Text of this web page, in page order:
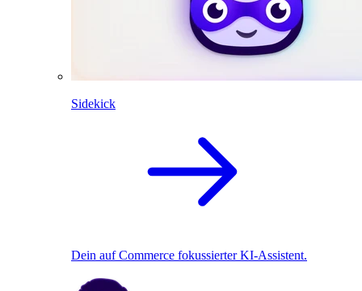
Sidekick
Dein auf Commerce fokussierter KI-Assistent.